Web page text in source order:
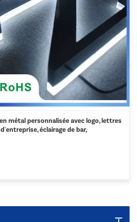
métal personnalisée avec logo, lettres
éclairage de bar,